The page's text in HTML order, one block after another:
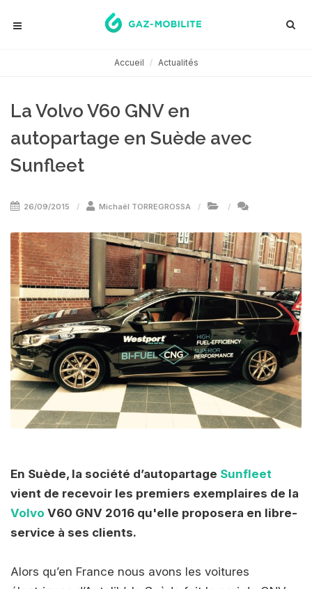
Accueil Actualités
La Volvo V60 GNV en
autopartage en Suède avec
Sunfleet
26/09/2015 Michaël TORREGROSSA
En Suède, la société d’autopartage Sunfleet
vient de recevoir les premiers exemplaires de la
Volvo V60 GNV 2016 qu'elle proposera en libre-
service à ses clients.
Alors qu’en France nous avons les voitures